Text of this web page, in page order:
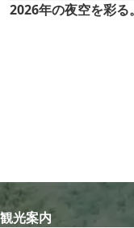
2026年の夜空を彩
観光案内